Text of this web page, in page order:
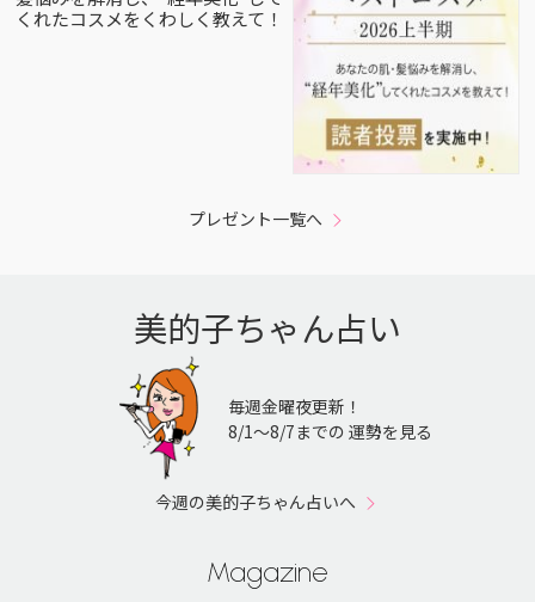
くれたコスメをくわしく教えて！
プレゼント一覧へ
美的子ちゃん占い
毎週金曜夜更新！
8/1〜8/7までの 運勢を見る
今週の美的子ちゃん占いへ
Magazine